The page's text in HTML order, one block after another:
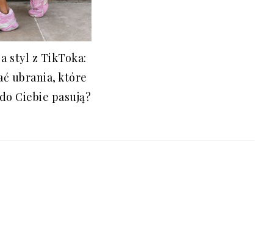
styl z TikToka:
ubrania, które
Ciebie pasują?